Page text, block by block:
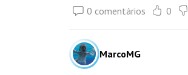
0 comentários 0
MarcoMG